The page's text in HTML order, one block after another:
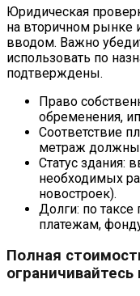
Юридическая
на вторичном рынке
вводом. Важно
использовать по
подтверждены.
Право
обременения,
Соответствие
метраж должны
Статус здания:
необходимых
новостроек).
Долги: по
платежам,
Полная